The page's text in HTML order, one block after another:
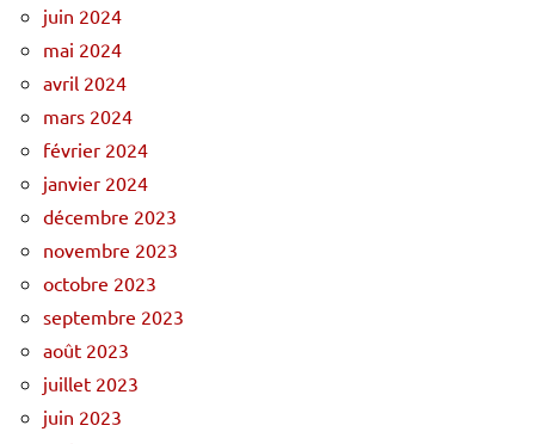
juin 2024
mai 2024
avril 2024
mars 2024
février 2024
janvier 2024
décembre 2023
novembre 2023
octobre 2023
septembre 2023
août 2023
juillet 2023
juin 2023